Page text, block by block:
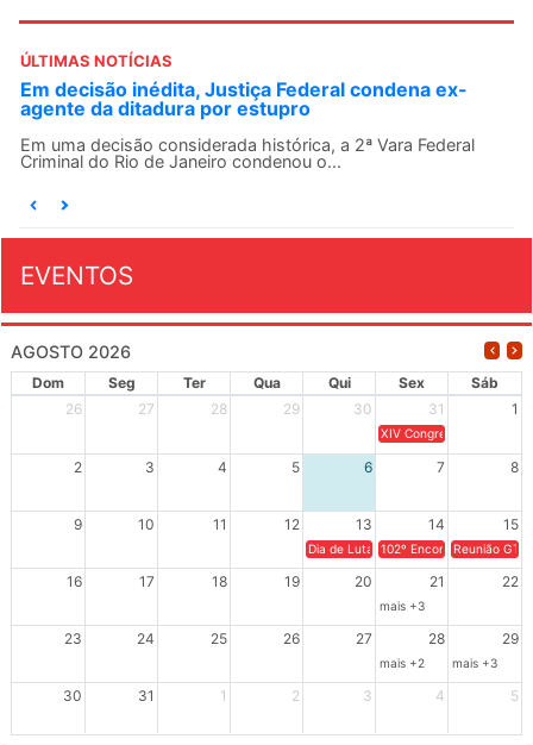
ÚLTIMAS NOTÍCIAS
Em decisão inédita, Justiça Federal condena ex-
agente da ditadura por estupro
Em uma decisão considerada histórica, a 2ª Vara Federal
Criminal do Rio de Janeiro condenou o...
EVENTOS
AGOSTO 2026
Dom Seg Ter Qua Qui Sex
Sáb
26
27 28 29 30 31 1
XIV Congresso Brasileiro
2 3 4 5 6 7 8
9 10 11 12 13 14 15
Dia de Luta em Defesa de Cuba e da
102º Encontro da
Reunião
16 17 18 19 20 21 22
mais +3
23 24 25 26 27 28 29
mais +2 mais +3
30 31 1 2 3 4 5